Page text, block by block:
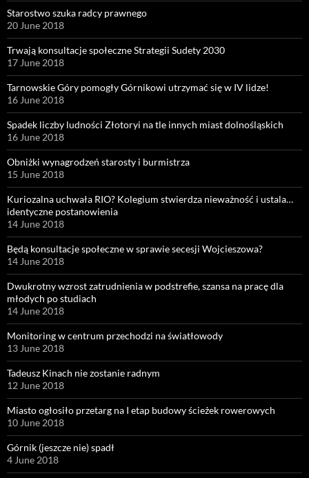
Starostwo szuka radcy prawnego
20 June 2018
Trwają konsultacje społeczne Strategii Sudety 2030
17 June 2018
Tarnowskie Góry pomogły Górnikowi utrzymać się w IV lidze!
16 June 2018
Spadek liczby ludności Złotoryi na tle innych miast dolnośląskich
16 June 2018
Obniżki wynagrodzeń starosty i burmistrza
15 June 2018
Kuriozalna uchwała RIO? Kolegium stwierdza nieważność i ustala…
identyczne postanowienia
14 June 2018
Będą konsultacje społeczne w sprawie secesji Wojcieszowa?
14 June 2018
Dwukrotny wzrost zatrudnienia w podstrefie, szansa na pracę dla
młodych po studiach
14 June 2018
Monitoring w centrum przechodzi na światłowody
13 June 2018
Tadeusz Kinach nie zostanie radnym
12 June 2018
Miasto ogłosiło przetarg na I etap budowy ścieżek rowerowych
10 June 2018
Górnik (jeszcze nie) spadł
4 June 2018